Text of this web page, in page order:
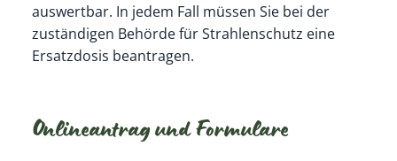
auswertbar. In jedem Fall müssen Sie bei der
zuständigen Behörde für Strahlenschutz eine
Ersatzdosis beantragen.
Onlineantrag und Formulare